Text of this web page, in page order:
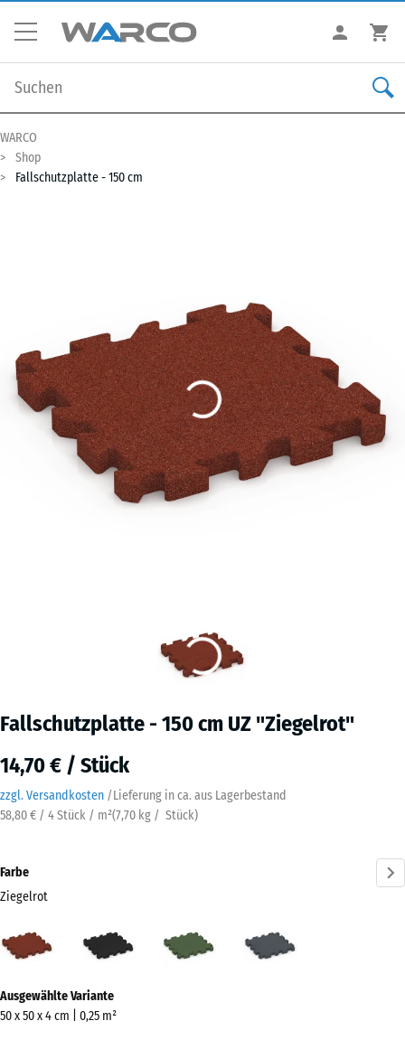
WARCO
Shop
Fallschutzplatte - 150 cm
Fallschutzplatte - 150 cm UZ "Ziegelrot"
14,70 € / Stück
zzgl. Versandkosten /Lieferung in ca. aus Lagerbestand
58,80 € / 4 Stück / m²(7,70 kg / Stück)
Farbe
Ziegelrot
(active)
Informationen
zu
Ausgewählte Variante
50 x 50 x 4 cm | 0,25 m²